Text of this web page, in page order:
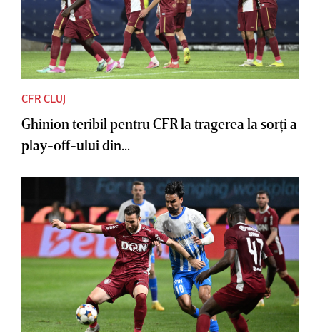
CFR CLUJ
Ghinion teribil pentru CFR la tragerea la sorţi a
play-off-ului din...